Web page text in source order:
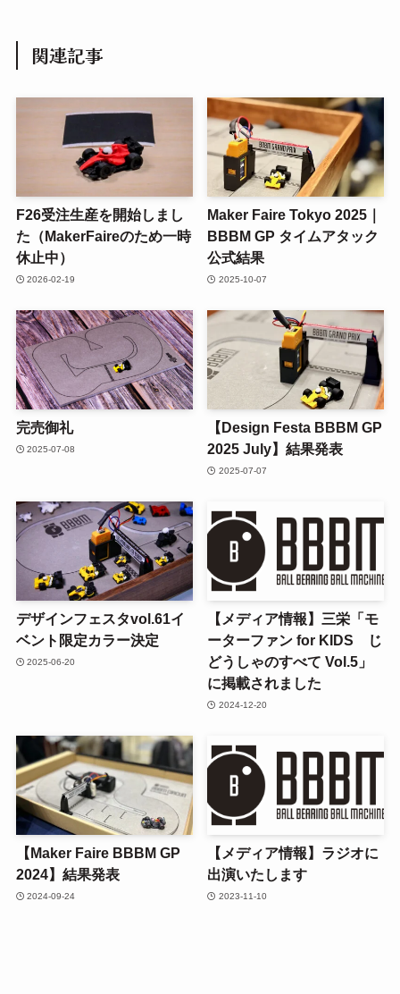
関連記事
F26受注生産を開始しまし
た（MakerFaireのため一時
休止中）
2026-02-19
Maker Faire Tokyo 2025｜
BBBM GP タイムアタック
公式結果
2025-10-07
完売御礼
2025-07-08
【Design Festa BBBM GP
2025 July】結果発表
2025-07-07
デザインフェスタvol.61イ
ベント限定カラー決定
2025-06-20
【メディア情報】三栄「モ
ーターファン for KIDS じ
どうしゃのすべて Vol.5」
に掲載されました
2024-12-20
【Maker Faire BBBM GP
2024】結果発表
2024-09-24
【メディア情報】ラジオに
出演いたします
2023-11-10